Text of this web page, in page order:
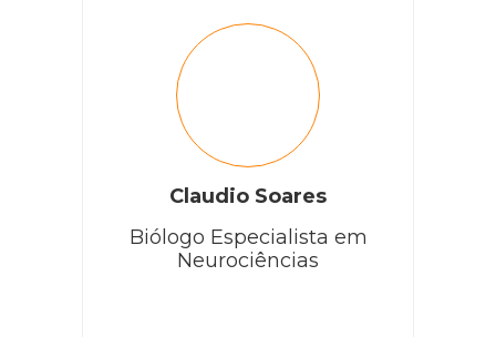
Claudio Soares
Biólogo Especialista em
Neurociências